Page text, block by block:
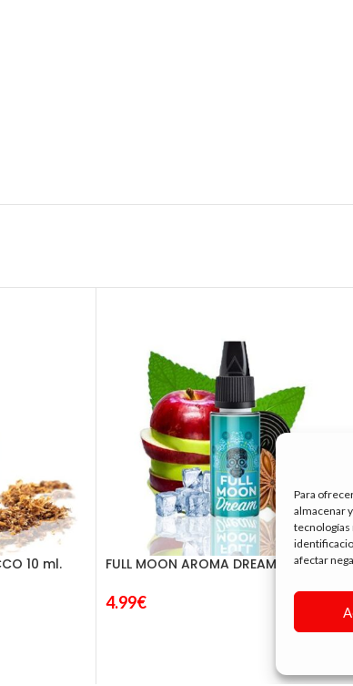
Para
almacenar
tecnologías
afectar
10 ml. FULL MOON AROMA DREAM 10ML.
4.99€